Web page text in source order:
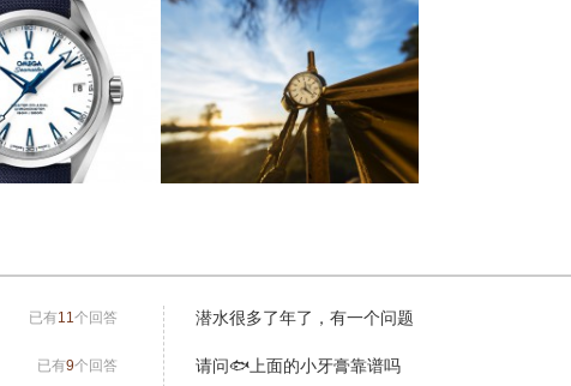
已有11个回答
已有9个回答
潜水很多了年了，有一个问题
请问🐟上面的小牙膏靠谱吗